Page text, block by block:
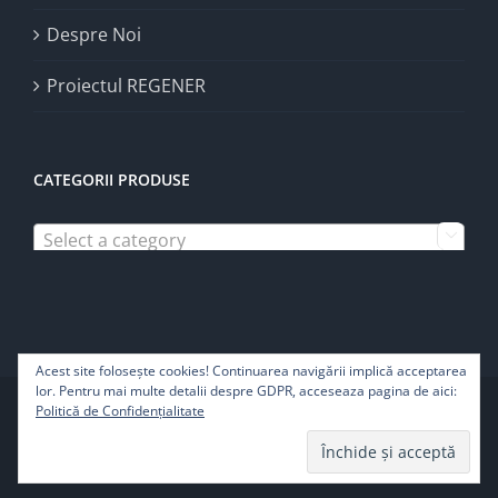
Despre Noi
Proiectul REGENER
CATEGORII PRODUSE
Select a category 
Copyright 2022 | Pure Life SRL - Toate drepturile rezervate
Instagram
Acest site foloseşte cookies! Continuarea navigării implică acceptarea
lor. Pentru mai multe detalii despre GDPR, acceseaza pagina de aici:
Politică de Confidențialitate